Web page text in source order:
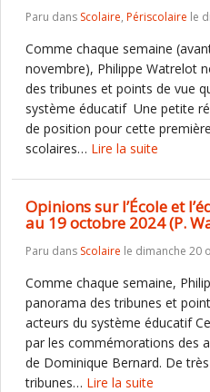
Paru dans Scolaire, Périscolaire le
Comme chaque semaine
novembre), Philippe Watrelot
des tribunes et points de vue
système éducatif Une petite
de position pour cette
scolaires… Lire la suite
Opinions sur l’École et
au 19 octobre 2024 (P.
Paru dans Scolaire le dimanche 20
Comme chaque semaine,
panorama des tribunes et
acteurs du système éducatif
par les commémorations des
de Dominique Bernard. De
tribunes… Lire la suite